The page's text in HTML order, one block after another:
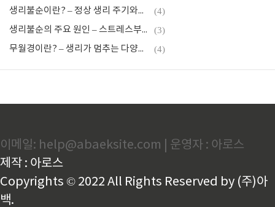
생리불순이란? – 정상 생리 주기와의 차이 (4)
생리불순의 주요 원인 – 스트레스부터 질환까지 (3)
무월경이란? – 생리가 멈추는 다양한 이유 (4)
이메일: help@abaeksite.com | 운영자 : 아로스
제작 : 아로스
Copyrights © 2022 All Rights Reserved by (주)아
백.